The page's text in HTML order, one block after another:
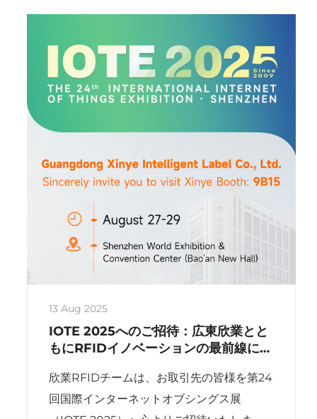
13 Aug 2025
IOTE 2025へのご招待：広東欣業とと
もにRFIDイノベーションの最前線に参
欣業RFIDチームは、お取引先の皆様を第24
回国際インターネットオブシングス展